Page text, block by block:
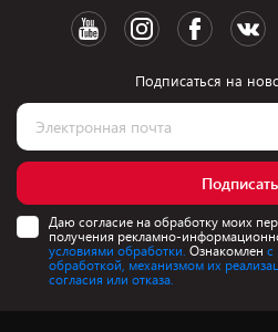
Подписаться на
Даю согласие на обработку моих
получения рекламно-
условиями обработки. Ознакомлен с
обработкой, механизмом их
согласия или отказа.